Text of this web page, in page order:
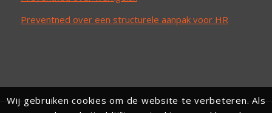
Preventned over een structurele aanpak voor HR
Wij gebruiken cookies om de website te verbeteren. Als